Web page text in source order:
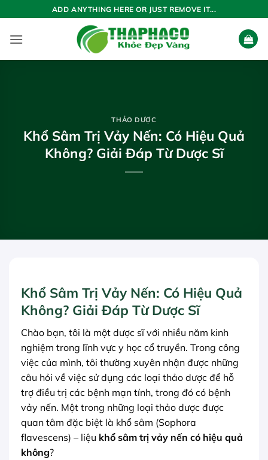
qua
nội
ADD ANYTHING HERE OR JUST REMOVE IT...
THẢO DƯỢC
Khổ Sâm Trị Vảy Nến: Có Hiệu Quả
Không? Giải Đáp Từ Dược Sĩ
Khổ Sâm Trị Vảy Nến: Có Hiệu Quả
Không? Giải Đáp Từ Dược Sĩ
Chào bạn, tôi là một dược sĩ với nhiều năm kinh
nghiệm trong lĩnh vực y học cổ truyền. Trong công
việc của mình, tôi thường xuyên nhận được những
câu hỏi về việc sử dụng các loại thảo dược để hỗ
trợ điều trị các bệnh mạn tính, trong đó có bệnh
vảy nến. Một trong những loại thảo dược được
quan tâm đặc biệt là khổ sâm (Sophora
flavescens) – liệu khổ sâm trị vảy nến có hiệu quả
không?